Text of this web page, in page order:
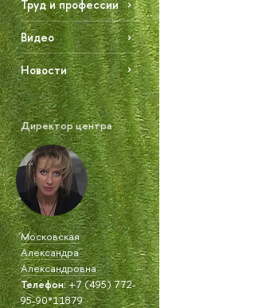
Труд и профессии
Видео
Новости
Директор центра
Московская
Александра
Александровна
Телефон:+7 (495) 772-
95-90*11879